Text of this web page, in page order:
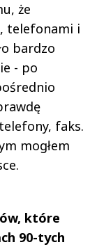
że
telefonami i
bardzo
- po
faks.
mogłem
które
90-tych